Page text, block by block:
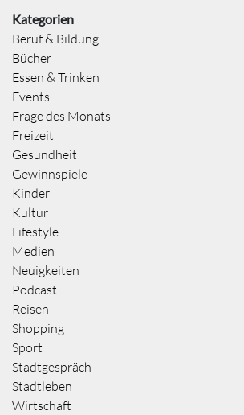
Kategorien
Beruf & Bildung
Bücher
Essen & Trinken
Events
Frage des Monats
Freizeit
Gesundheit
Gewinnspiele
Kinder
Kultur
Lifestyle
Medien
Neuigkeiten
Podcast
Reisen
Shopping
Sport
Stadtgespräch
Stadtleben
Wirtschaft